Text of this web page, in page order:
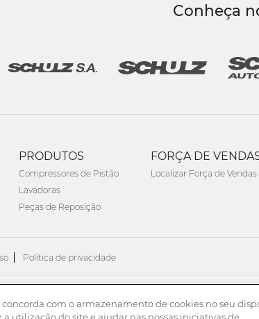
Conheça
PRODUTOS
Compressores de Pistão
Lavadoras
Peças de Reposição
FORÇA DE
Localizar Força de Vendas
Política de privacidade
os direitos reservados.
concorda com o armazenamento de cookies no seu